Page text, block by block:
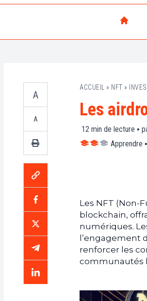
A
A
ACCUEIL » NFT »
Les
12 min de lecture ▪
Apprendre ▪
Les NFT (Non-
blockchain,
numériques.
l’engagement
renforcer les
communautés